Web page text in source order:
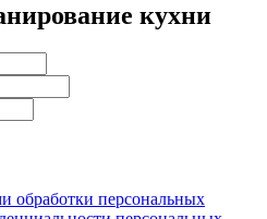
кухни
обработки персональных